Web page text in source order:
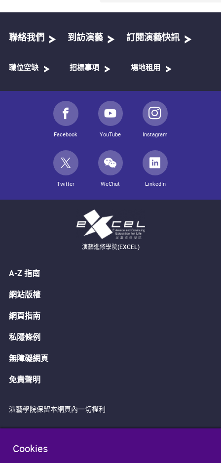
Cookies
聯絡我們 到訪演藝 訂閱演藝快訊
職位空缺 招標事項 場地租用
Facebook YouTube Instagram
Twitter WeChat LinkedIn
演藝進修學院(EXCEL)
A-Z 指南
網站版權
網頁指南
私隱條例
無障礙網頁
免責聲明
演藝學院保留本網頁內一切權利